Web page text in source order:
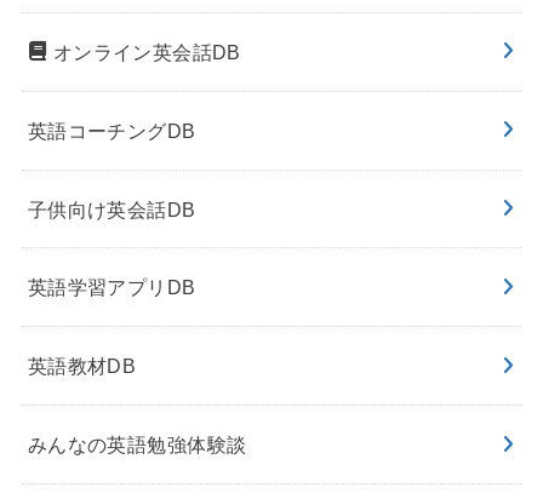
オンライン英会話DB
英語コーチングDB
子供向け英会話DB
英語学習アプリDB
英語教材DB
みんなの英語勉強体験談